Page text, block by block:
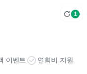
1
이벤트 연회비 지원